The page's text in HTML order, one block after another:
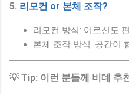
5. 리모컨 or 본체 조작?
리모컨 방식: 어르신도
본체 조작 방식: 공간이
💡 Tip: 이런 분들께 비데 추